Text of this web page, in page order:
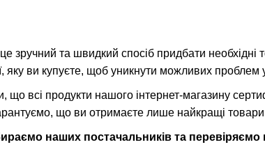
це зручний та швидкий спосіб придбати
яку ви купуєте, щоб уникнути можливих проблем
що всі продукти нашого інтернет-магазину
що ви отримаєте лише найкращі
наших постачальників та перевіряємо